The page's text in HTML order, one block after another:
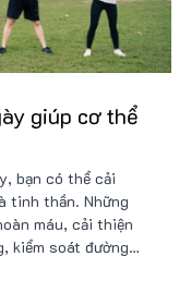
giúp cơ thể
bạn có thể cải
tinh thần. Những
máu, cải thiện
kiểm soát đường
miễn dịch và